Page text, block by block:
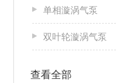
单相漩涡气泵
双叶轮漩涡气泵
查看全部